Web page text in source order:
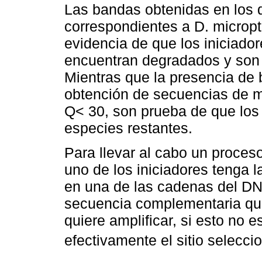
Las bandas obtenidas en los
correspondientes a D.
evidencia de que los
encuentran degradados y
Mientras que la presencia
obtención de secuencias de
Q< 30, son prueba de que
especies restantes.
Para llevar al cabo un
uno de los iniciadores tenga
en una de las cadenas del
secuencia complementaria
quiere amplificar, si esto no
efectivamente el sitio